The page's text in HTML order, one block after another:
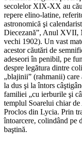
secolelor XIX-XX au
repere elino-latine,
astronomică şi
Diecezană”, Anul XVII,
vechi 1902). Un vast
acestor căutări de
adeseori în penibil, pe
despre legătura dintre
„blajinii” (rahmanii)
la dus şi la întors
familiei „cu ierburile şi
templul Soarelui chiar
Proclos din Lycia. Prin
întoarcere, colindând pe
baştină.